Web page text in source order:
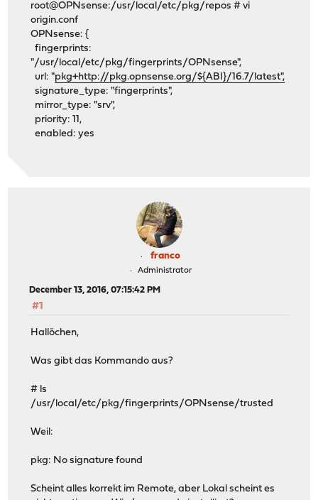
root@OPNsense:/usr/local/etc/pkg/repos # vi
origin.conf
OPNsense: {
fingerprints:
"/usr/local/etc/pkg/fingerprints/OPNsense",
url: "pkg+http://pkg.opnsense.org/${ABI}/16.7/latest",
signature_type: "fingerprints",
mirror_type: "srv",
priority: 11,
enabled: yes
franco
Administrator
December 13, 2016, 07:15:42 PM
#1
Hallöchen,
Was gibt das Kommando aus?
# ls
/usr/local/etc/pkg/fingerprints/OPNsense/trusted
Weil:
pkg: No signature found
Scheint alles korrekt im Remote, aber Lokal scheint es